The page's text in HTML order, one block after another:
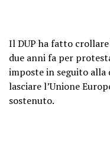
Il DUP ha fatto
due anni fa per
imposte in seguito alla
lasciare l’Unione
sostenuto.